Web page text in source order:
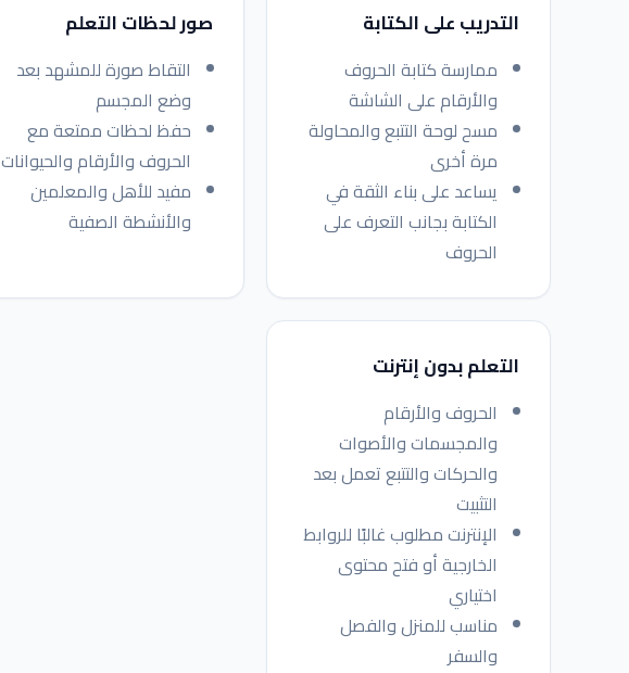
التدريب على الكتابة
ممارسة كتابة الحروف
والأرقام على الشاشة
مسح لوحة التتبع والمحاولة
مرة أخرى
يساعد على بناء الثقة في
الكتابة بجانب التعرف على
الحروف
صور لحظات التعلم
التقاط صورة للمشهد بعد
وضع المجسم
حفظ لحظات ممتعة مع
الحروف والأرقام والحيوانات
مفيد للأهل والمعلمين
والأنشطة الصفية
التعلم بدون إنترنت
الحروف والأرقام
والمجسمات والأصوات
والحركات والتتبع تعمل بعد
التثبيت
الإنترنت مطلوب غالبًا للروابط
الخارجية أو فتح محتوى
اختياري
مناسب للمنزل والفصل
والسفر